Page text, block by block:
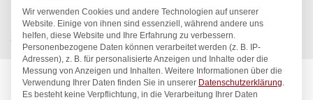
Küchenartikel
Gastronormbehälter
/
Deckel für Gastronorm-Behälter, HENDI, Profi Line, GN 1/4,
265x162mm
Wir verwenden Cookies und andere Technologien auf unserer
Website. Einige von ihnen sind essenziell, während andere uns
helfen, diese Website und Ihre Erfahrung zu verbessern.
Personenbezogene Daten können verarbeitet werden (z. B. IP-
Adressen), z. B. für personalisierte Anzeigen und Inhalte oder die
Messung von Anzeigen und Inhalten. Weitere Informationen über die
Verwendung Ihrer Daten finden Sie in unserer Datenschutzerklärung.
Es besteht keine Verpflichtung, in die Verarbeitung Ihrer Daten